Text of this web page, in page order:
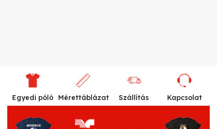
Egyedi póló Mérettáblázat Szállítás Kapcsolat